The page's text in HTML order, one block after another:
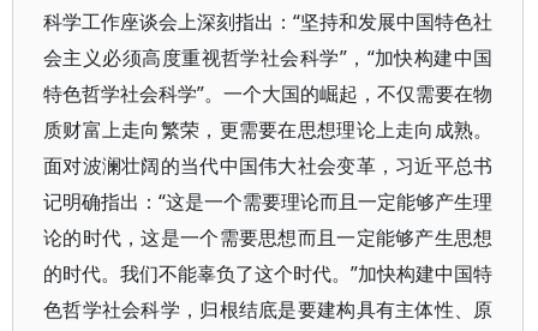
科学工作座谈会上深刻指出：“坚持和发展中国特色社
会主义必须高度重视哲学社会科学”，“加快构建中国
特色哲学社会科学”。一个大国的崛起，不仅需要在物
质财富上走向繁荣，更需要在思想理论上走向成熟。
面对波澜壮阔的当代中国伟大社会变革，习近平总书
记明确指出：“这是一个需要理论而且一定能够产生理
论的时代，这是一个需要思想而且一定能够产生思想
的时代。我们不能辜负了这个时代。”加快构建中国特
色哲学社会科学，归根结底是要建构具有主体性、原